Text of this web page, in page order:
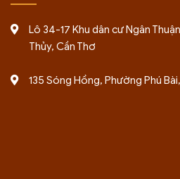
Lô 34-17 Khu dân cư Ngân
Thủy, Cần Thơ
135 Sóng Hồng, Phường Phú